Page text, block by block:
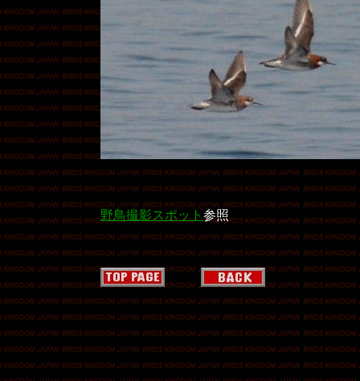
野鳥撮影スポット参照